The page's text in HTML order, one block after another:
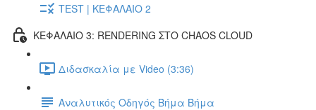
TEST | ΚΕΦΑΛΑΙΟ 2
ΚΕΦΑΛΑΙΟ 3: RENDERING ΣΤΟ CHAOS CLOUD
Διδασκαλία με Video (3:36)
Αναλυτικός Οδηγός Βήμα Βήμα